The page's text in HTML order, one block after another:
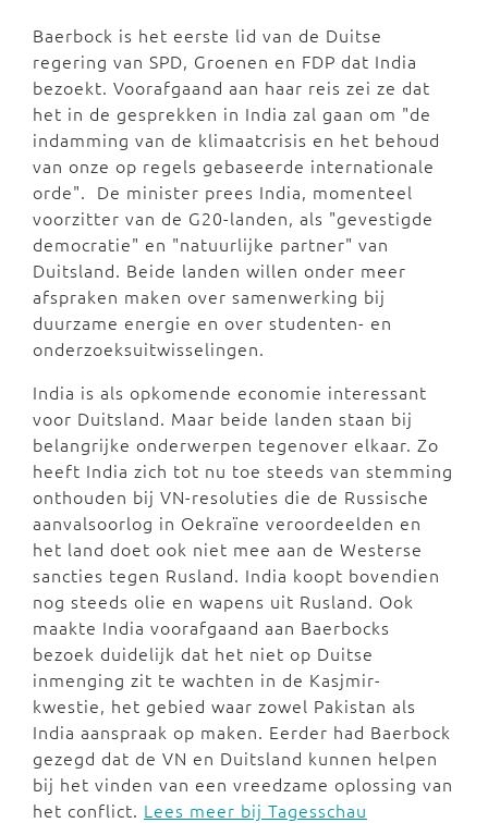
Baerbock is het eerste lid van de Duitse
regering van SPD, Groenen en FDP dat India
bezoekt. Voorafgaand aan haar reis zei ze dat
het in de gesprekken in India zal gaan om "de
indamming van de klimaatcrisis en het behoud
van onze op regels gebaseerde internationale
orde". De minister prees India, momenteel
voorzitter van de G20-landen, als "gevestigde
democratie" en "natuurlijke partner" van
Duitsland. Beide landen willen onder meer
afspraken maken over samenwerking bij
duurzame energie en over studenten- en
onderzoeksuitwisselingen.
India is als opkomende economie interessant
voor Duitsland. Maar beide landen staan bij
belangrijke onderwerpen tegenover elkaar. Zo
heeft India zich tot nu toe steeds van stemming
onthouden bij VN-resoluties die de Russische
aanvalsoorlog in Oekraïne veroordeelden en
het land doet ook niet mee aan de Westerse
sancties tegen Rusland. India koopt bovendien
nog steeds olie en wapens uit Rusland. Ook
maakte India voorafgaand aan Baerbocks
bezoek duidelijk dat het niet op Duitse
inmenging zit te wachten in de Kasjmir-
kwestie, het gebied waar zowel Pakistan als
India aanspraak op maken. Eerder had Baerbock
gezegd dat de VN en Duitsland kunnen helpen
bij het vinden van een vreedzame oplossing van
het conflict. Lees meer bij Tagesschau